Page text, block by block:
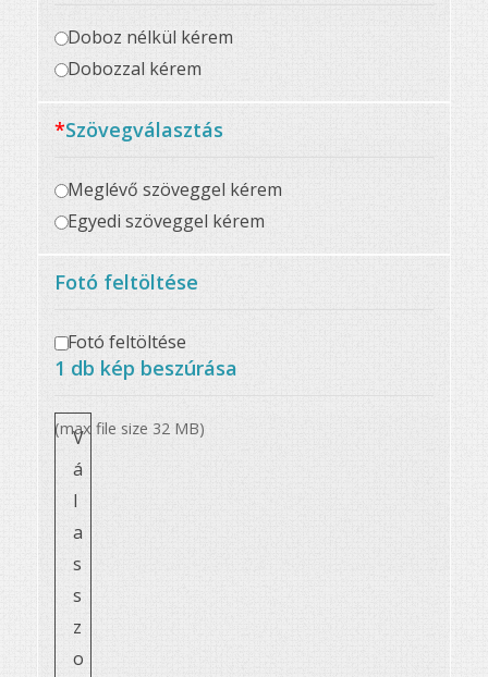
Doboz nélkül kérem
Dobozzal kérem
*Szövegválasztás
Meglévő szöveggel kérem
Egyedi szöveggel kérem
Fotó feltöltése
Fotó feltöltése
1 db kép beszúrása
V
á
l
a
s
s
z
o
(max file size 32 MB)